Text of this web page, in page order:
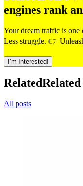
engines rank
Your dream traffic is one
Less struggle. 👉
I’m Interested!
Related
All posts